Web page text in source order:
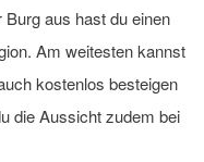
aus hast du einen
Am weitesten kannst
kostenlos besteigen
die Aussicht zudem bei